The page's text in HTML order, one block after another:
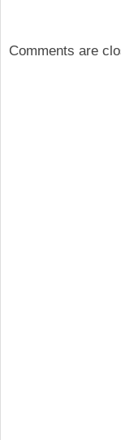
Comments are